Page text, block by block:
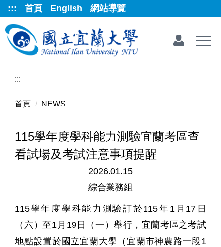
跳
到
主
要
::: 首頁 English 網站導覽
:::
首頁 NEWS
115學年度學科能力測驗宜蘭考區查
看試場及考試注意事項提醒
2026.01.15
綜合業務組
115學年度學科能力測驗訂於115年 1月 17 日
（六）至1 月 19日（一）舉行，宜蘭考區之考試
地點設置於國立宜蘭大學（宜蘭市神農路一段1